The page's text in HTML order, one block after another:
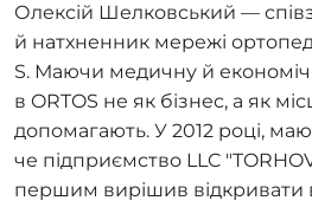
Олексій Шелковський —
й натхненник мережі
S. Маючи медичну й
в ORTOS не як бізнес, а як
допомагають. У 2012 році,
че підприємство LLC
першим вирішив відкривати